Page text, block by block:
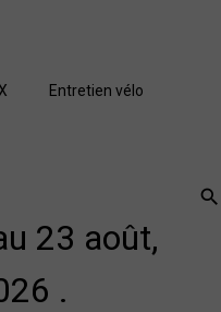
Entretien vélo
23 août,
.
search